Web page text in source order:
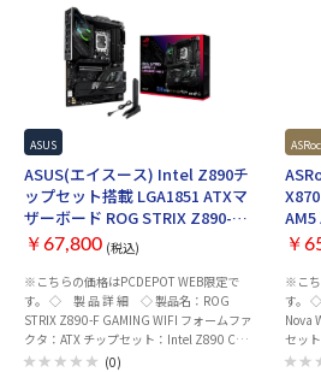
× 1 ストレージ ・M.2× 2 ・SATA× 4 ネ
ットワーク 有線LAN：2.5 ギガビット LAN
ワイヤレス：非搭載 Bluetooth：非搭載
USBインターフェース リア ・USB Type-C
ポート ×1 ・USB3.0 Aポート ×3 ・
USB2.0 Aポート ×2 フロント(内部コネク
タ) ・USB Type-C コネクタ ×1 ・USB3.0
ヘッダー ×1 ・USB2.0 ヘッダー ×2 映像
出力(CPUグラフィック内蔵の場合) ・
DisplayPort ×1 ・HDMI ×1 オーディオ：
Realtek ALC897 7.1 チャンネル HD オーデ
ィオコーデック LED：Polychrome RGB 付
属品 ・ユーザーマニュアル/クイックスタ
ンテナ ×なし メーカー名：ASRock(アス
ロック) ※CPUによって拡張スロット動作
モード/メモリ仕様など異なる場合がござ
います。詳細につきましてはメーカーサポ
ートページをご確認ください。 ※CPUの
ビッ
なし
・
×2
合)
ディ
HD オ
アル/
名：
拡張
異な
ては
さい
ASUS
ASUS(エイスース) Intel Z890チ
ップセット搭載 LGA1851 ATXマ
ザーボード ROG STRIX Z890-F
GAMING WIFI
￥67,800 (税込)
※こちらの価格はPCDEPOT WEB限定で
す。 ◇ 製 品 詳 細 ◇ 製品名：ROG
STRIX Z890-F GAMING WIFI フォームファ
クタ：ATX チップセット：Intel Z890 CPU
ソケット：LGA1851 メモリ ・規格：
(0)
AM5
￥
※こち
す。 ◇ 製 品 詳 細 ◇ 製品名：X870E
Nova
セッ
AM5